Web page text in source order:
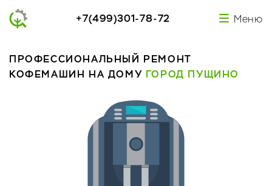
+7(499)301-78-72 Меню
ПРОФЕССИОНАЛЬНЫЙ РЕМОНТ
КОФЕМАШИН НА ДОМУ ГОРОД ПУЩИНО